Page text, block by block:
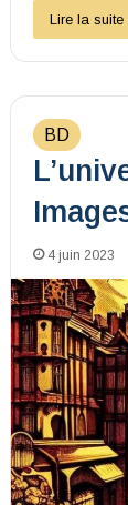
Lire la suite
BD
4 juin 2023